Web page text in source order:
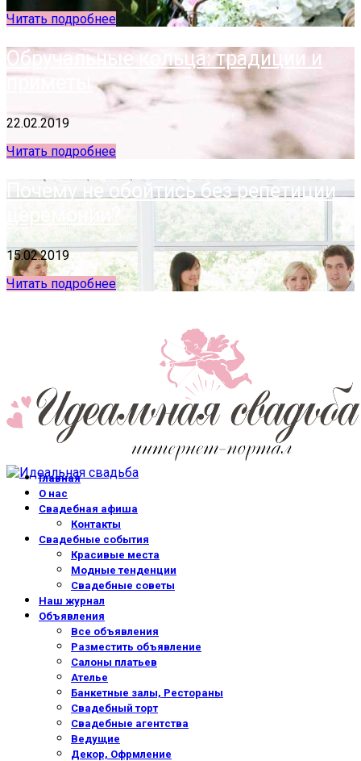
Читать подробнее
Обручальные кольца: традиции и
приметы
22.02.2019
Читать подробнее
Почему не обойтись без репетиции
церемонии?
15.02.2019
Читать подробнее
Главная
О нас
Свадебная афиша
Контакты
Свадебные события
Красивые места
Модные тенденции
Свадебные советы
Наш журнал
Объявления
Все объявления
Разместить объявление
Салоны платьев
Ателье
Банкетные залы, Рестораны
Свадебный торт
Свадебные агентства
Ведущие
Декор, Офрмление